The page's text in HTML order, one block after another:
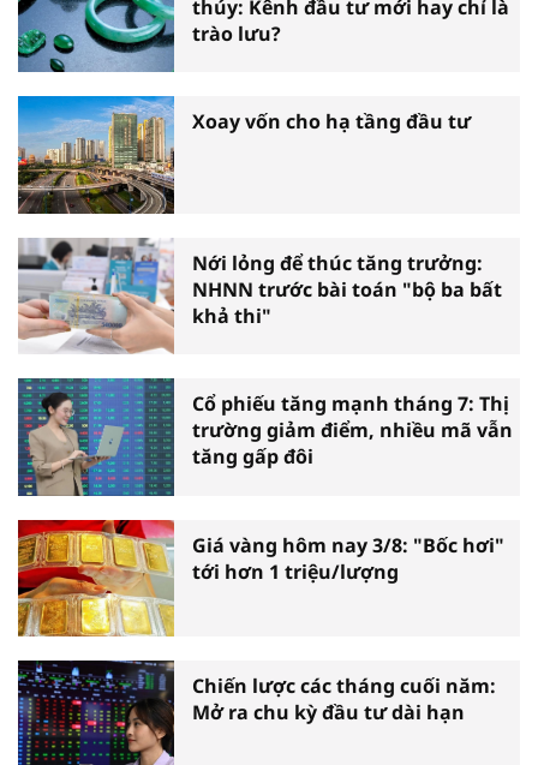
thúy: Kênh đầu tư mới hay chỉ là
trào lưu?
Xoay vốn cho hạ tầng đầu tư
Nới lỏng để thúc tăng trưởng:
NHNN trước bài toán "bộ ba bất
khả thi"
Cổ phiếu tăng mạnh tháng 7: Thị
trường giảm điểm, nhiều mã vẫn
tăng gấp đôi
Giá vàng hôm nay 3/8: "Bốc hơi"
tới hơn 1 triệu/lượng
Chiến lược các tháng cuối năm:
Mở ra chu kỳ đầu tư dài hạn